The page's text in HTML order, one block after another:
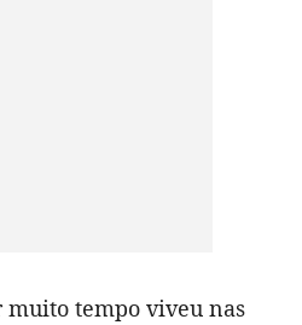
muito tempo viveu nas